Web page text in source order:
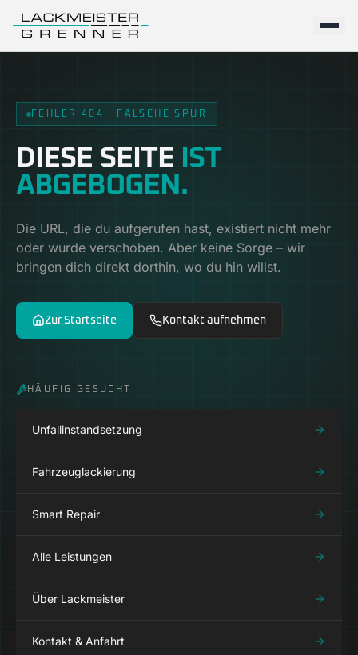
FEHLER 404 · FALSCHE SPUR
DIESE SEITE IST
ABGEBOGEN.
Die URL, die du aufgerufen hast, existiert nicht mehr
oder wurde verschoben. Aber keine Sorge – wir
bringen dich direkt dorthin, wo du hin willst.
Zur Startseite Kontakt aufnehmen
HÄUFIG GESUCHT
Unfallinstandsetzung
Fahrzeuglackierung
Smart Repair
Alle Leistungen
Über Lackmeister
Kontakt & Anfahrt